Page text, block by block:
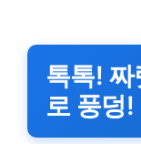
톡톡! 짜
로 풍덩!